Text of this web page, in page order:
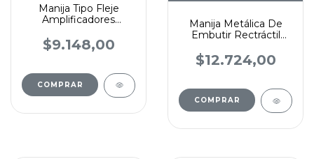
Manija Tipo Fleje
Amplificadores
Penn-elcom
$9.148,00
Manija Metálica De
Embutir Rectráctil
elcom
$12.724,00